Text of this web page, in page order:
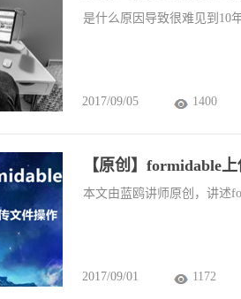
是什么原因导致很难见到10
2017/09/05 1400
【原创】formidable
本文由蓝鸥讲师原创，讲述
2017/09/01 1172